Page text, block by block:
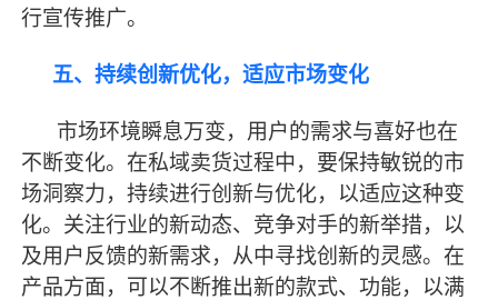
行宣传推广。
五、持续创新优化，适应市场变化
市场环境瞬息万变，用户的需求与喜好也在
不断变化。在私域卖货过程中，要保持敏锐的市
场洞察力，持续进行创新与优化，以适应这种变
化。关注行业的新动态、竞争对手的新举措，以
及用户反馈的新需求，从中寻找创新的灵感。在
产品方面，可以不断推出新的款式、功能，以满